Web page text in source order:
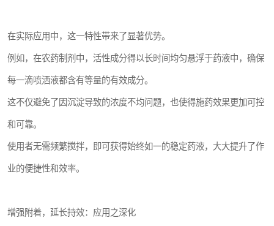
在实际应用中，这一特性带来了显著优势。
例如，在农药制剂中，活性成分得以长时间均匀悬浮于药液中，确保
每一滴喷洒液都含有等量的有效成分。
这不仅避免了因沉淀导致的浓度不均问题，也使得施药效果更加可控
和可靠。
使用者无需频繁搅拌，即可获得始终如一的稳定药液，大大提升了作
业的便捷性和效率。
增强附着，延长持效：应用之深化